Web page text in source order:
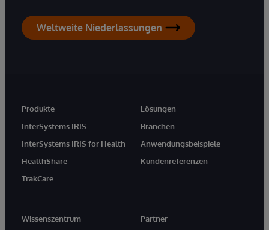
Weltweite Niederlassungen
Produkte
InterSystems IRIS
InterSystems IRIS for Health
HealthShare
TrakCare
Lösungen
Branchen
Anwendungsbeispiele
Kundenreferenzen
Wissenszentrum
Partner